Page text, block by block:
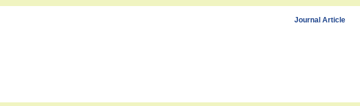
Journal Article